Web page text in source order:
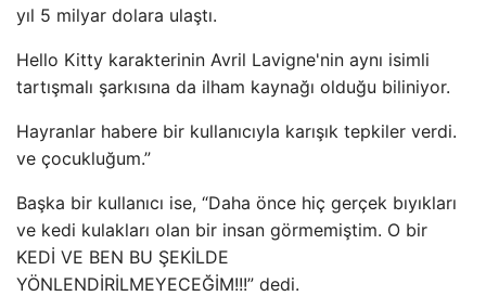
yıl 5 milyar dolara ulaştı.
Hello Kitty karakterinin Avril Lavigne'nin aynı isimli
tartışmalı şarkısına da ilham kaynağı olduğu biliniyor.
Hayranlar habere bir kullanıcıyla karışık tepkiler verdi.
ve çocukluğum.”
Başka bir kullanıcı ise, “Daha önce hiç gerçek bıyıkları
ve kedi kulakları olan bir insan görmemiştim. O bir
KEDİ VE BEN BU ŞEKİLDE
YÖNLENDİRİLMEYECEĞİM!!!” dedi.